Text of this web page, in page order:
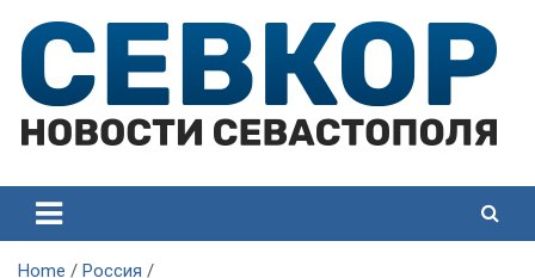
content
Севастополя
Севастополя
Home
Россия